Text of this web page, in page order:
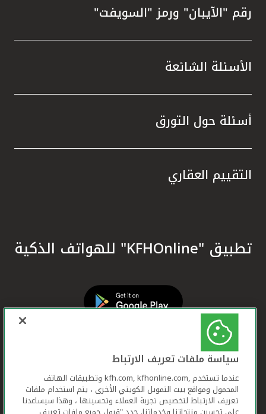
رقم "الآيبان" ورمز "السويفت"
الأسئلة الشائعة
أسئلة حول التورق
التقييم العقاري
تطبيق "KFHOnline" للهواتف الذكية
سياسة ملفات تعريف الارتباط
عندما تستخدم ,kfh.com, kfhonline.com وتطبيقات الهاتف
المحمول ومواقع بيت التمويل الكويتي الأخرى ، يتم استخدام ملفات
تعريف الارتباط لتخصيص تجربة العملاء وتحسينها ، وهذا سيساعدنا